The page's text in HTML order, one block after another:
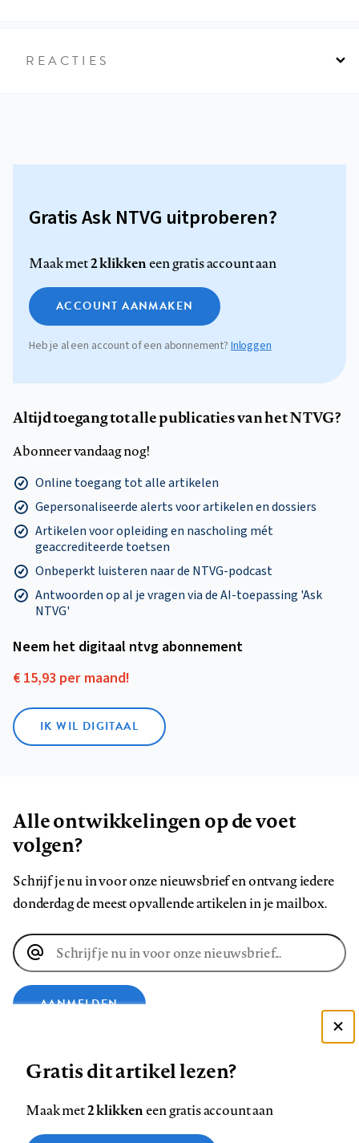
REACTIES
Gratis Ask NTVG uitproberen?
Maak met2 klikkeneen gratis account aan
ACCOUNT AANMAKEN
Heb je al een account of een abonnement? Inloggen
Altijd toegang tot alle publicaties van het NTVG?
Abonneer vandaag nog!
Online toegang tot alle artikelen
Gepersonaliseerde alerts voor artikelen en dossiers
Artikelen voor opleiding en nascholing mét
geaccrediteerde toetsen
Onbeperkt luisteren naar de NTVG-podcast
Antwoorden op al je vragen via de AI-toepassing 'Ask
NTVG'
Neem het digitaal ntvg abonnement
€ 15,93 per maand!
IK WIL DIGITAAL
Alle ontwikkelingen op de voet
volgen?
Schrijf je nu in voor onze nieuwsbrief en ontvang iedere
donderdag de meest opvallende artikelen in je mailbox.
E-
mailadres
AANMELDEN
Volg
ons
Volg
ons
Volg
ons
Volg
ons
Volg
ons
Volg
Zie onze cookie policy
Gratis dit artikel lezen?
Maak met2 klikkeneen gratis account aan